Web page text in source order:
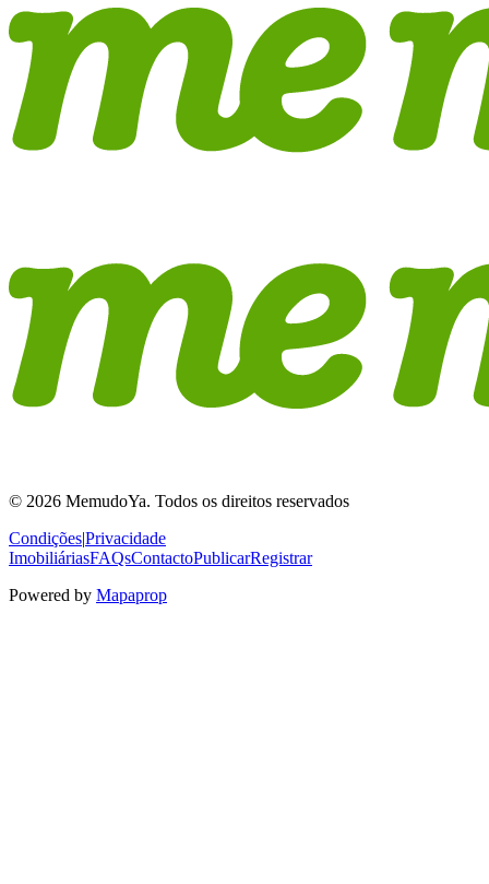
© 2026 MemudoYa. Todos os direitos reservados
Condições|Privacidade
ImobiliáriasFAQsContactoPublicarRegistrar
Powered by Mapaprop